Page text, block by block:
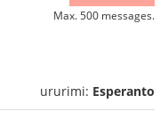
Max. 500 messages.
ururimi: Esperanto